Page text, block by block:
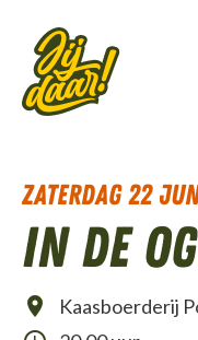
zaterdag 22
In de
Kaasboerderij